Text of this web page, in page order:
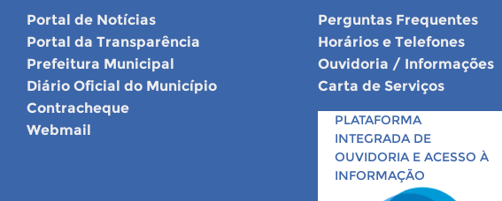
Portal de Notícias
Portal da Transparência
Prefeitura Municipal
Diário Oficial do Município
Contracheque
Webmail
Perguntas Frequentes
Horários e Telefones
Ouvidoria / Informações
Carta de Serviços
PLATAFORMA
INTEGRADA DE
OUVIDORIA E ACESSO À
INFORMAÇÃO